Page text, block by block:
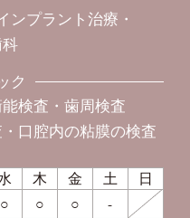
ンプラント治療
ク
検査
歯周検査
口腔内の粘膜の検査
木 金 土
日
○ ○ ○ -